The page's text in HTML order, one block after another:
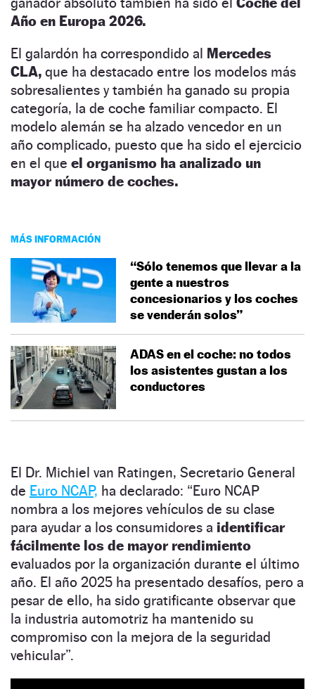
Año en Europa 2026.
El galardón ha correspondido al Mercedes
CLA, que ha destacado entre los modelos más
sobresalientes y también ha ganado su propia
categoría, la de coche familiar compacto. El
modelo alemán se ha alzado vencedor en un
año complicado, puesto que ha sido el ejercicio
en el que el organismo ha analizado un
mayor número de coches.
MÁS INFORMACIÓN
“Sólo tenemos que llevar a la
gente a nuestros
concesionarios y los coches
se venderán solos”
ADAS en el coche: no todos
los asistentes gustan a los
conductores
El Dr. Michiel van Ratingen, Secretario General
de Euro NCAP, ha declarado: “Euro NCAP
nombra a los mejores vehículos de su clase
para ayudar a los consumidores a identificar
fácilmente los de mayor rendimiento
evaluados por la organización durante el último
año. El año 2025 ha presentado desafíos, pero a
pesar de ello, ha sido gratificante observar que
la industria automotriz ha mantenido su
compromiso con la mejora de la seguridad
vehicular”.